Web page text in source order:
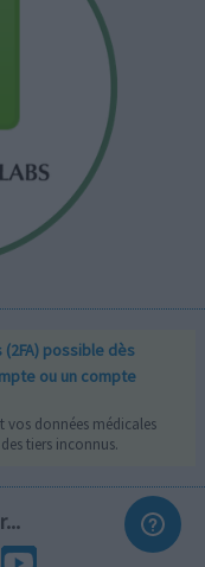
possible dès
ou un compte
vos données médicales
tiers inconnus.